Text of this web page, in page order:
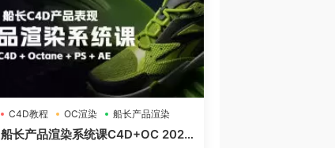
C4D教程 OC渲染 船长产品渲染
船长产品渲染系统课C4D+OC 2025